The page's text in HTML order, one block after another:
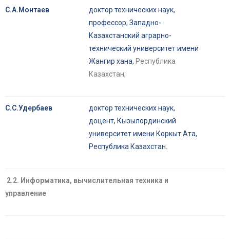
С.А.Монтаев
доктор технических наук,
профессор, Западно-
Казахстанский аграрно-
технический университет имени
Жангир хана, Республика
Казахстан;
С.С.Удербаев
доктор технических наук,
доцент, Кызылординский
университет имени Коркыт Ата,
Республика Казахстан.
2.2. Информатика, вычислительная техника и
управление